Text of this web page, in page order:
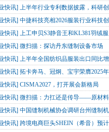
快讯] 上半年行业专利数据披露，科研
快讯] 中捷科技亮相2026服装行业科技
快讯] 上工申贝S3静音王和KL381羽绒
快讯] 微扫描：探访丹东缝制设备市场
快讯] 上半年全国纺织品服装出口同比
快讯] 拓卡奔马、冠炯、宝宇荣膺2025
快讯] CISMA2027，打开展会新格局
快讯] 微扫描：力扛还是传导——原材
快讯] 中国缝制机械协会调研台州缝制
快讯] 跨境电商巨头SHEIN（希音）预